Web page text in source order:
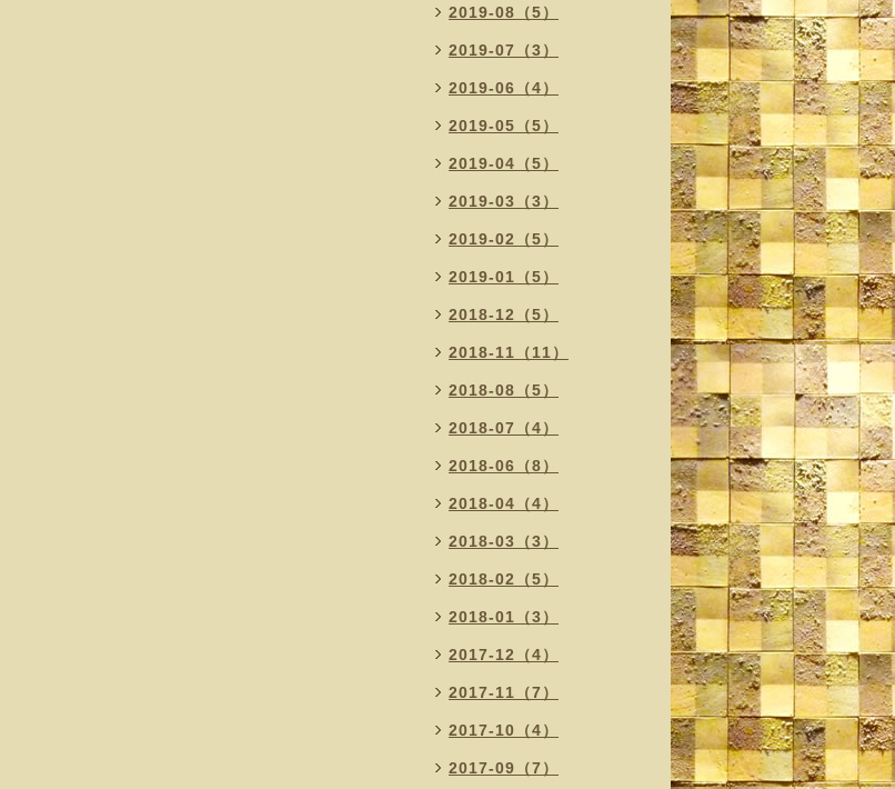
2019-08（5）
2019-07（3）
2019-06（4）
2019-05（5）
2019-04（5）
2019-03（3）
2019-02（5）
2019-01（5）
2018-12（5）
2018-11（11）
2018-08（5）
2018-07（4）
2018-06（8）
2018-04（4）
2018-03（3）
2018-02（5）
2018-01（3）
2017-12（4）
2017-11（7）
2017-10（4）
2017-09（7）